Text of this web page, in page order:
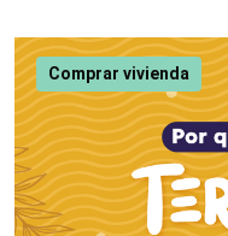
van de la mano, y mi
demuestra. Iniciar
digital y ascender
Comprar vivienda